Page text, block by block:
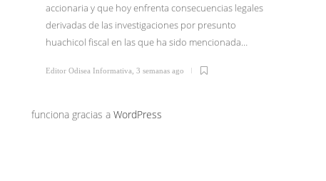
accionaria y que hoy enfrenta consecuencias legales
derivadas de las investigaciones por presunto
huachicol fiscal en las que ha sido mencionada…
Editor Odisea Informativa ,3 semanas ago
funciona gracias aWordPress